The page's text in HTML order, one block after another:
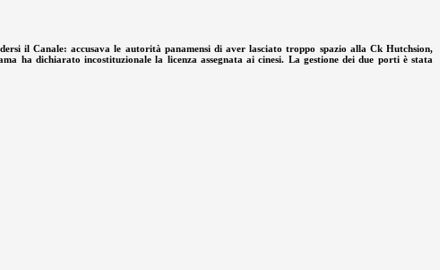
il Canale: accusava le autorità panamensi di aver lasciato troppo spazio alla Ck Hutchsion,
ha dichiarato incostituzionale la licenza assegnata ai cinesi. La gestione dei due porti è stata